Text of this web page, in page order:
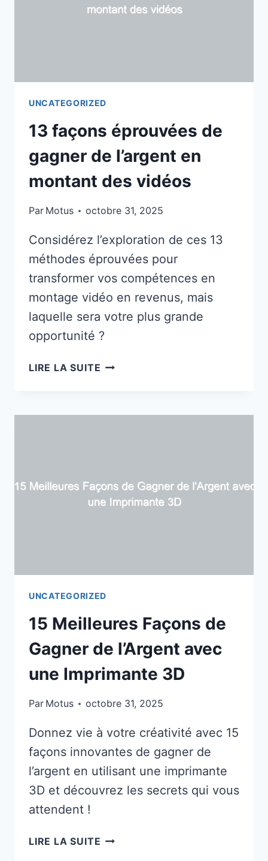
RÉALISER
DES
UNCATEGORIZED
13 façons éprouvées de
gagner de l’argent en
montant des vidéos
Par Motus octobre 31, 2025
Considérez l’exploration de ces 13
méthodes éprouvées pour
transformer vos compétences en
montage vidéo en revenus, mais
laquelle sera votre plus grande
opportunité ?
LIRE LA SUITE 13
MONTANT
DES
UNCATEGORIZED
15 Meilleures Façons de
Gagner de l’Argent avec
une Imprimante 3D
Par Motus octobre 31, 2025
Donnez vie à votre créativité avec 15
façons innovantes de gagner de
l’argent en utilisant une imprimante
3D et découvrez les secrets qui vous
attendent !
LIRE LA SUITE 15